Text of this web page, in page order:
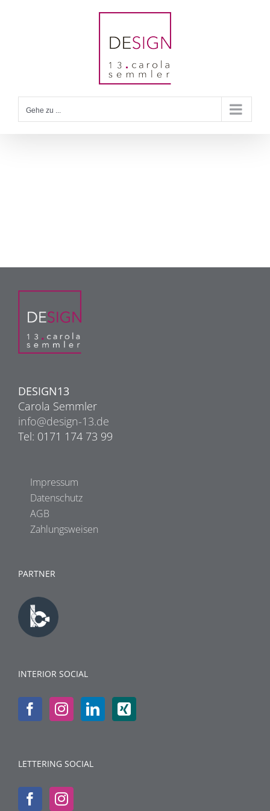
Gehe zu ...
DESIGN13
Carola Semmler
info@design-13.de
Tel: 0171 174 73 99
Impressum
Datenschutz
AGB
Zahlungsweisen
PARTNER
INTERIOR SOCIAL
LETTERING SOCIAL